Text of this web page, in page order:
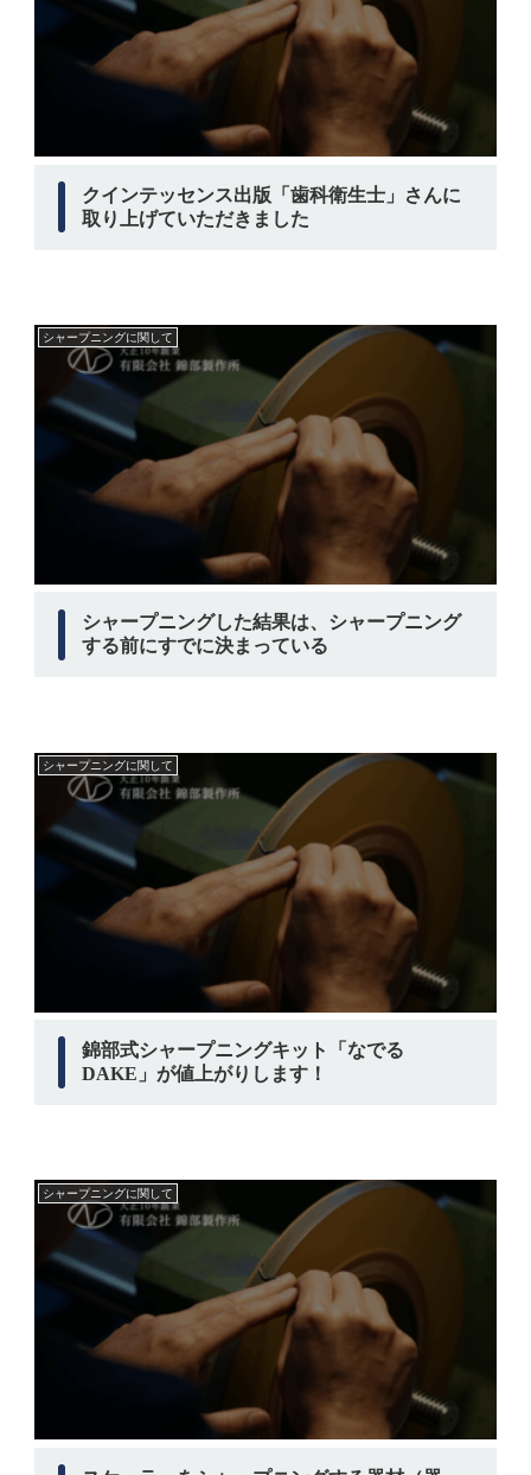
クインテッセンス出版「歯科衛生士」さんに
取り上げていただきました
シャープニングに関して
シャープニングした結果は、シャープニング
する前にすでに決まっている
シャープニングに関して
錦部式シャープニングキット「なでる
DAKE」が値上がりします！
シャープニングに関して